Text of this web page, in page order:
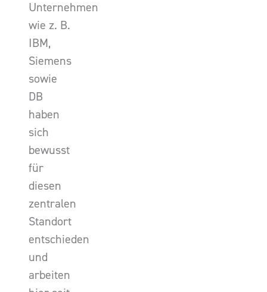
Unternehmen
wie z. B.
IBM,
Siemens
sowie
DB
haben
sich
bewusst
für
diesen
zentralen
Standort
entschieden
und
arbeiten